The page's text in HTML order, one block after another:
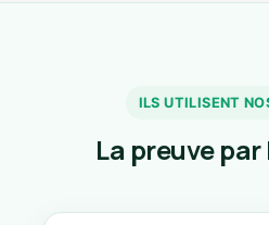
ILS UTILISENT
La preuve